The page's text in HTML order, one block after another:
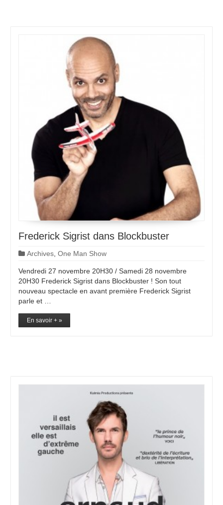
Frederick Sigrist dans Blockbuster
Archives ,One Man Show
Vendredi 27 novembre 20H30 / Samedi 28 novembre
20H30 Frederick Sigrist dans Blockbuster ! Son tout
nouveau spectacle en avant première Frederick Sigrist
parle et …
En savoir + »